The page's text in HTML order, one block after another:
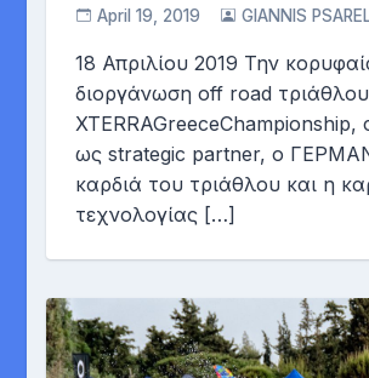
April 19, 2019 GIANNIS
18 Απριλίου 2019 Την
διοργάνωση off road
XTERRAGreeceChampionship,
ως strategic partner, ο
καρδιά του τριάθλου και η
τεχνολογίας […]